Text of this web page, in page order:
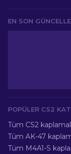
EN SON
POPÜLER CS2
Tüm CS2
Tüm AK-47
Tüm M4A1-S